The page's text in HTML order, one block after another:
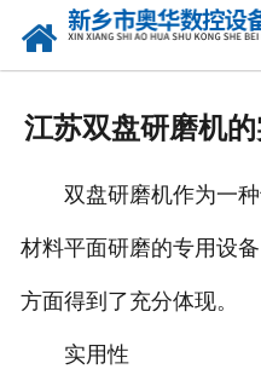
江苏双盘研磨机
双盘研磨机作为一种
材料平面研磨的专用设
方面得到了充分体现。
实用性